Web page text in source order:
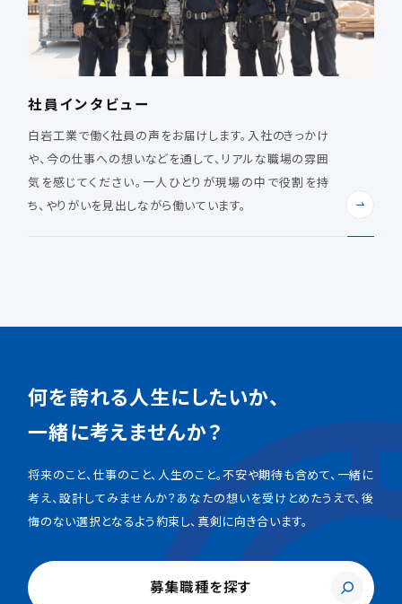
社員インタビュー
白岩工業で働く社員の声をお届けします。入社のきっかけ
や、今の仕事への想いなどを通して、リアルな職場の雰囲
気を感じてください。一人ひとりが現場の中で役割を持
ち、やりがいを見出しながら働いています。
何を誇れる人生にしたいか、
一緒に考えませんか？
将来のこと、仕事のこと、人生のこと。不安や期待も含めて、一緒に
考え、設計してみませんか？あなたの想いを受けとめたうえで、後
悔のない選択となるよう約束し、真剣に向き合います。
募集職種を探す